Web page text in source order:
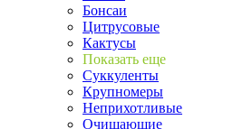
Бонсаи
Цитрусовые
Кактусы
Показать еще
Суккуленты
Крупномеры
Неприхотливые
Очищающие